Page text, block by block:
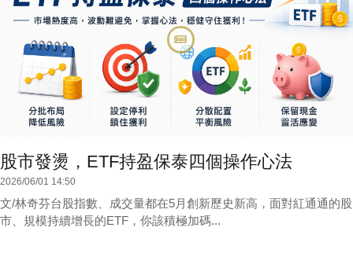
股市發燙，ETF持盈保泰四個操作心法
2026/06/01 14:50
文/林奇芬台股指數、成交量都在5月創新歷史新高，面對紅通通的股
市、規模持續增長的ETF，你該積極加碼...